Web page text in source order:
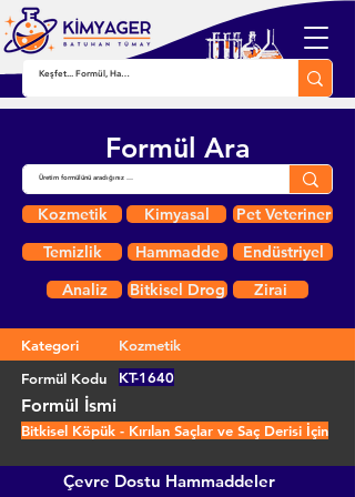
Formül Ara
Kozmetik Kimyasal
Pet Veteriner
Temizlik
Hammadde
Endüstriyel
Analiz
Bitkisel Drog Zirai
Kategori
Kozmetik
Formül Kodu
KT-1640
Formül İsmi
Bitkisel Köpük - Kırılan Saçlar ve Saç Derisi İçin
Çevre Dostu Hammaddeler